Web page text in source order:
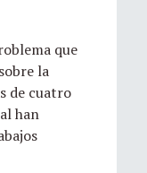
que
la
de cuatro
han